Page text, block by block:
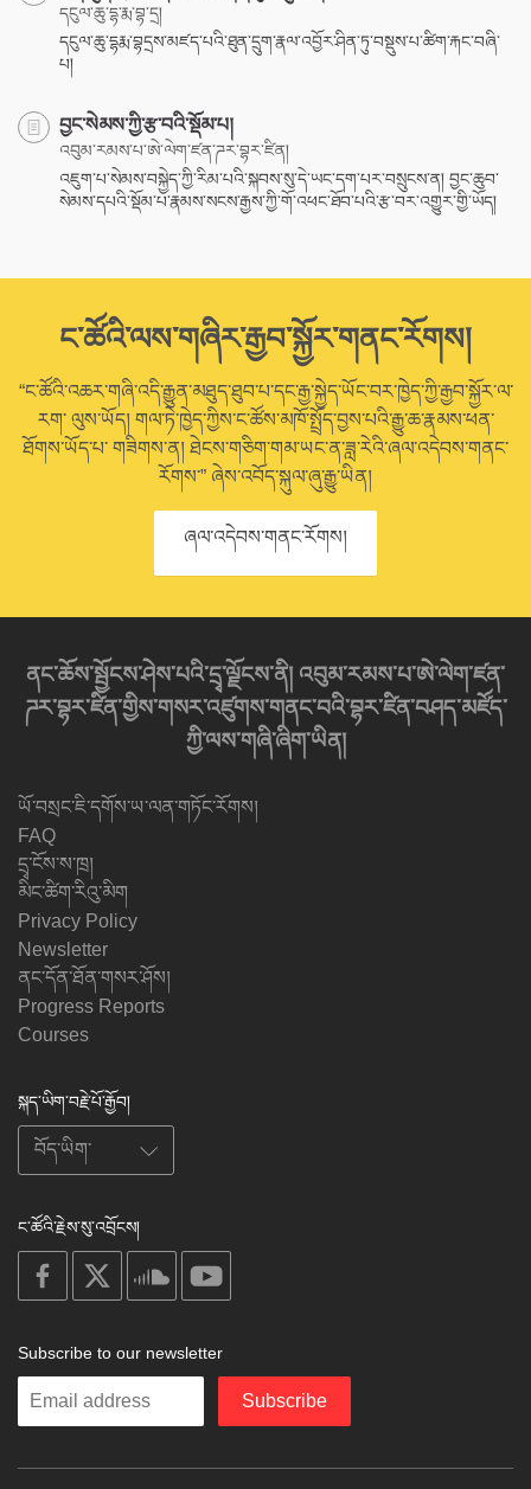
དངུལ་ཆུ་དྷ་རྨ་བྷ་དྲ།
དངུལ་ཆུ་དྷརྨ་བྷདྲས་མཛད་པའི་ཐུན་དྲུག་རྣལ་འབྱོར་ཤིན་ཏུ་བསྡུས་པ་ཚིག་རྐང་བཞི་
པ།
བྱང་སེམས་ཀྱི་རྩ་བའི་སྡོམ་པ།
འབུམ་རམས་པ་ཨེ་ལེག་ཛན་ཌར་བྷར་ཛིན།
འཇུག་པ་སེམས་བསྐྱེད་ཀྱི་རིམ་པའི་སྐབས་སུ་དེ་ཡང་དག་པར་བསྲུངས་ན། བྱང་ཆུབ་
སེམས་དཔའི་སྡོམ་པ་རྣམས་སངས་རྒྱས་ཀྱི་གོ་འཕང་ཐོབ་པའི་རྩ་བར་འགྱུར་གྱི་ཡོད།
ང་ཚོའི་ལས་གཞིར་རྒྱབ་སྐྱོར་གནང་རོགས།
“ང་ཚོའི་འཆར་གཞི་འདི་རྒྱུན་མཐུད་ཐུབ་པ་དང་རྒྱ་སྐྱེད་ཡོང་བར་ཁྱེད་ཀྱི་རྒྱབ་སྐྱོར་ལ་
རག་ ལུས་ཡོད། གལ་ཏེ་ཁྱེད་ཀྱིས་ང་ཚོས་མཁོ་སྤྲོད་བྱས་པའི་རྒྱུ་ཆ་རྣམས་ཕན་
ཐོགས་ཡོད་པ་ གཟིགས་ན། ཐེངས་གཅིག་གམ་ཡང་ན་ཟླ་རེའི་ཞལ་འདེབས་གནང་
རོགས་” ཞེས་འབོད་སྐུལ་ཞུ་རྒྱུ་ཡིན།
ཞལ་འདེབས་གནང་རོགས།
ནང་ཆོས་སྦྱོངས་ཤེས་པའི་དྲྭ་ལྗོངས་ནི། འབུམ་རམས་པ་ཨེ་ལེག་ཛན་
ཌར་བྷར་ཛིན་གྱིས་གསར་འཛུགས་གནང་བའི་བྷར་ཛིན་བཤད་མཛོད་
ཀྱི་ལས་གཞི་ཞིག་ཡིན།
ཡོ་བསྲང་ཇི་དགོས་ཡ་ལན་གཏོང་རོགས།
FAQ
དྲྭ་ངོས་ས་ཁྲ།
མིང་ཚིག་རིའུ་མིག
Privacy Policy
Newsletter
ནང་དོན་ཐོན་གསར་ཤོས།
Progress Reports
Courses
སྐད་ཡིག་བརྗེ་པོ་རྒྱོབ།
ང་ཚོའི་རྗེས་སུ་འབྲོངས།
on
facebook
soundcloud
Subscribe to our newsletter
Enter
Subscribe